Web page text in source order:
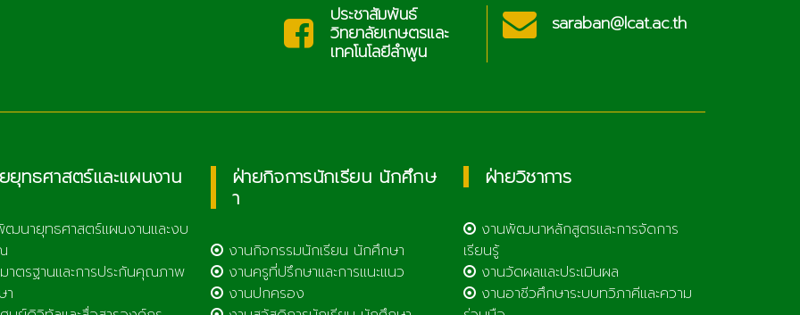
saraban@lcat.ac.th ประชาสัมพันธ์
วิทยาลัยเกษตรและ
ยุทธศาสตร์และแผนงาน
ฒนายุทธศาสตร์แผนงานและงบ
าตรฐานและการประกันคุณภาพ
า
ฝ่ายกิจการนักเรียน นักศึกษ
า
งานกิจกรรมนักเรียน นักศึกษา
งานครูที่ปรึกษาและการแนะแนว
งานปกครอง
ฝ่ายวิชาการ
งานพัฒนาหลักสูตรและการจัดการ
เรียนรู้
งานวัดผลและประเมินผล
งานอาชีวศึกษาระบบทวิภาคีและความ